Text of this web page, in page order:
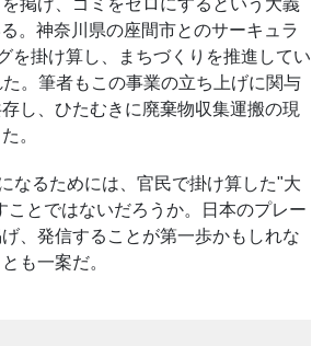
。神奈川県の座間市とのサーキュラ
を掛け算し、まちづくりを推進してい
。筆者もこの事業の立ち上げに関与
し、ひたむきに廃棄物収集運搬の現
。
なるためには、官民で掛け算した"大
とではないだろうか。日本のプレー
、発信することが第一歩かもしれな
も一案だ。